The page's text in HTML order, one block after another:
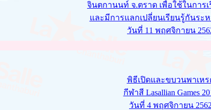
จินตกานนท์ จ.ตราด เพื่อใช้ในการ
และมีการแลกเปลี่ยนเรียนรู้กันระ
วันที่ 11 พฤศจิกายน
พิธีเปิดและขบวนพาเหร
กีฬาสี Lasallian Games
วันที่ 4 พฤศจิกายน 2562